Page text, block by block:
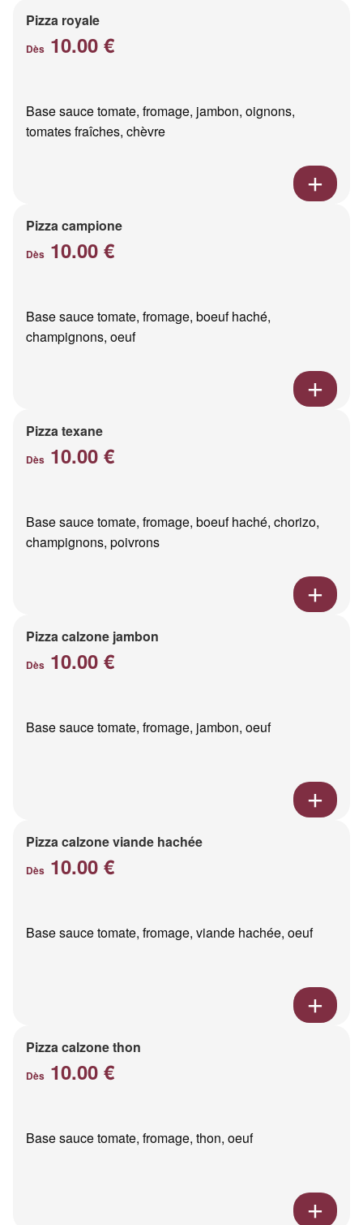
Pizza royale
Dès 10.00 €
Base sauce tomate, fromage, jambon, oignons,
tomates fraîches, chèvre
Pizza campione
Dès 10.00 €
Base sauce tomate, fromage, boeuf haché,
champignons, oeuf
Pizza texane
Dès 10.00 €
Base sauce tomate, fromage, boeuf haché, chorizo,
champignons, poivrons
Pizza calzone jambon
Dès 10.00 €
Base sauce tomate, fromage, jambon, oeuf
Pizza calzone viande hachée
Dès 10.00 €
Base sauce tomate, fromage, viande hachée, oeuf
Pizza calzone thon
Dès 10.00 €
Base sauce tomate, fromage, thon, oeuf